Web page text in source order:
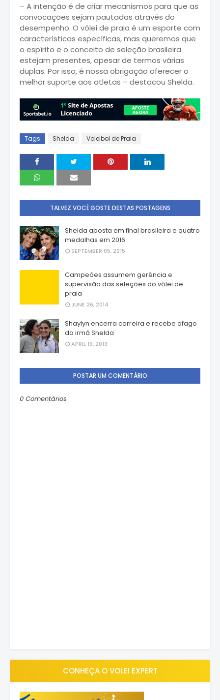
– A intenção é de criar mecanismos para que as
convocações sejam pautadas através do
desempenho. O vôlei de praia é um esporte com
características específicas, mas queremos que
o espírito e o conceito de seleção brasileira
estejam presentes, apesar de termos várias
duplas. Por isso, é nossa obrigação oferecer o
melhor suporte aos atletas – destacou Shelda.
Tags Shelda Voleibol de Praia
TALVEZ VOCÊ GOSTE DESTAS POSTAGENS
Shelda aposta em final brasileira e quatro
medalhas em 2016
SEPTEMBER 05, 2015
Campeões assumem gerência e
supervisão das seleções do vôlei de
praia
JUNE 26, 2014
Shaylyn encerra carreira e recebe afago
da irmã Shelda
APRIL 19, 2013
POSTAR UM COMENTÁRIO
0 Comentários
CONHEÇA O VOLEI EXPERT